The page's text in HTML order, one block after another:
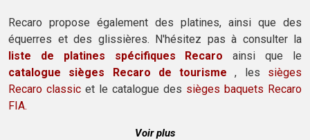
Recaro propose également des platines, ainsi que des
équerres et des glissières. N'hésitez pas à consulter la
liste de platines spécifiques Recaro ainsi que le
catalogue sièges Recaro de tourisme , les sièges
Recaro classic et le catalogue des sièges baquets Recaro
FIA.
Voir plus